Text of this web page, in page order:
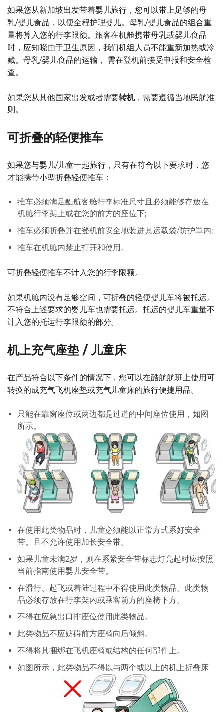
如果您从新加坡出发带着婴儿旅行，您可以带上足够的母
乳/婴儿食品，以便全程护理婴儿。母乳/婴儿食品的组合重
量将算入您的行李限额。旅客在机舱携带母乳或婴儿食品
时，应知晓由于卫生原因，我们机组人员不能重新加热或冷
藏。母乳/婴儿食品的运输， 需在登机前接受申报和安全检
查。
如果您从其他国家出发或者需要转机，需要遵循当地民航准
则。
可折叠的轻便推车
如果您与婴儿/儿童一起旅行，只有在符合以下要求时，您
才能携带小型折叠轻便推车：
推车必须满足酷航客舱行李标准尺寸且必须能够存放在
机舱行李架上或在您的前方的座位下;
推车必须折叠并在登机前安全地装进其运载袋/防护罩内;
推车在机舱内禁止打开和使用。
可折叠轻便推车不计入您的行李限额。
如果机舱内没有足够空间，可折叠的轻便婴儿车将被托运。
不符合上述要求的婴儿车也需要托运。托运的婴儿车重量不
计入您的托运行李限额的部分。
机上充气座垫 / 儿童床
在产品符合以下条件的情况下，您可以在酷航航班上使用可
转换的成充气飞机座垫或充气儿童床的旅行便捷用品。
只能在靠窗座位或两边都是过道的中间座位使用，如图
所示。
在使用此类物品时，儿童必须能以正常方式系好安全
带。且不允许使用加长安全带。
如果儿童未满2岁，则在系紧安全带标志灯亮起时应按照
当前指南使用婴儿安全带。
在滑行、起飞或着陆过程中不得使用此类物品。此类物
品必须存放在行李架内或乘客前方的座椅下方。
不得在应急出口排座位使用此类物品。
此类物品不应妨碍前方座椅向后倾斜。
不得将其捆绑在飞机座椅或结构的任何部件上。
如图所示，此类物品不得以与两个或以上的机上折叠床